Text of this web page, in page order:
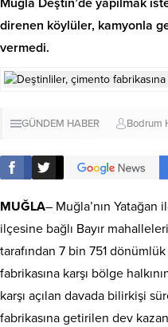
direnen köylüler, kamyonla
vermedi.
GÜNDEM HABER Bodrum
MUĞLA– Muğla’nın
ilçesine bağlı Bayır
tarafından 7 bin 751
fabrikasına karşı bölge
karşı açılan davada bilirkişi
fabrikasına getirilen dev